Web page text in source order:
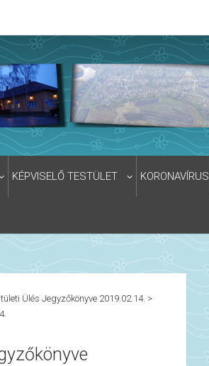
KÉPVISELŐ TESTÜLET KORONAVÍRUS
Ülés Jegyzőkönyve 2019.02.14. >